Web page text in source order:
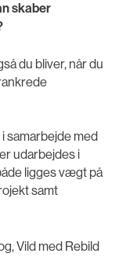
skaber
du bliver, når du
med
udarbejdes i
ligges vægt på
samt
Vild med Rebild